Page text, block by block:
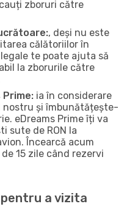
zboruri către
, deși nu este
călătoriilor în
te poate ajuta să
la zborurile către
ia în considerare
nostru și îmbunătățește-
eDreams Prime îți va
sute de RON la
Încearcă acum
15 zile când rezervi
a vizita